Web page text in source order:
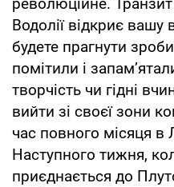
Водолії відкриє
будете прагнути
помітили і
творчість чи гідні
вийти зі своєї зони
час повного місяця в
Наступного тижня,
приєднається до